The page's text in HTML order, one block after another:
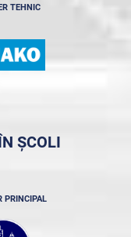
TEHNIC
ȘCOLI
PRINCIPAL